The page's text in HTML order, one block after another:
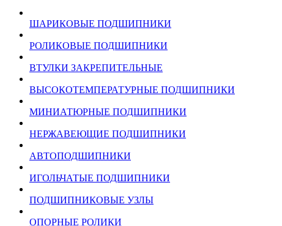
ШАРИКОВЫЕ ПОДШИПНИКИ
РОЛИКОВЫЕ ПОДШИПНИКИ
ВТУЛКИ ЗАКРЕПИТЕЛЬНЫЕ
ВЫСОКОТЕМПЕРАТУРНЫЕ ПОДШИПНИКИ
МИНИАТЮРНЫЕ ПОДШИПНИКИ
НЕРЖАВЕЮЩИЕ ПОДШИПНИКИ
АВТОПОДШИПНИКИ
ИГОЛЬЧАТЫЕ ПОДШИПНИКИ
ПОДШИПНИКОВЫЕ УЗЛЫ
ОПОРНЫЕ РОЛИКИ